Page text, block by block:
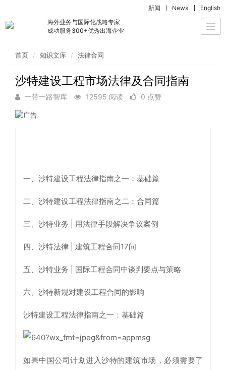
海外业务与国际化战略专家
成功服务300+优秀出海企业
新闻 News English
首页 知识文库 法律合同
沙特建设工程市场法律及合同指南
一带一路智库 12595 阅读 0 点赞
一、沙特建设工程法律指南之一：基础篇
二、沙特建设工程法律指南之二：合同篇
三、沙特业务 | 用法律手段解决争议案例
四、沙特法律 | 建筑工程合同17问
五、沙特业务 | 国际工程合同中谈判要点与策略
六、沙特新规对建设工程合同的影响
沙特建设工程法律指南之一：基础篇
如果中国公司计划进入沙特的建筑市场，必须需要了